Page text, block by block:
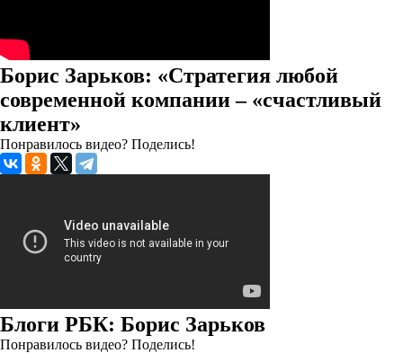
Борис Зарьков: «Стратегия любой
современной компании – «счастливый
клиент»
Понравилось видео? Поделись!
Блоги РБК: Борис Зарьков
Понравилось видео? Поделись!